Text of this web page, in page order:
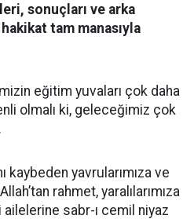
sonuçları ve arka
tam manasıyla
eğitim yuvaları çok daha
olmalı ki, geleceğimiz çok
kaybeden yavrularımıza ve
rahmet, yaralılarımıza
sabr-ı cemil niyaz